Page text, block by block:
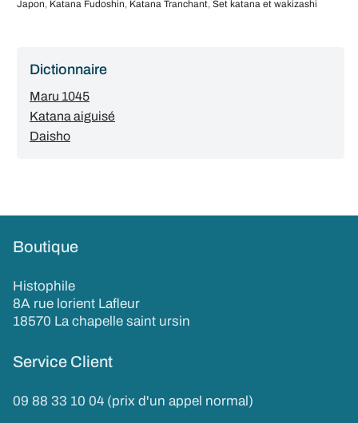
Japon, Katana Fudoshin, Katana Tranchant, Set katana et wakizashi
Dictionnaire
Maru 1045
Katana aiguisé
Daisho
Boutique
Histophile
8A rue lorient Lafleur
18570 La chapelle saint ursin
Service Client
09 88 33 10 04 (prix d'un appel normal)